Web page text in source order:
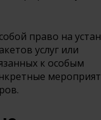
право на
услуг или
к особым